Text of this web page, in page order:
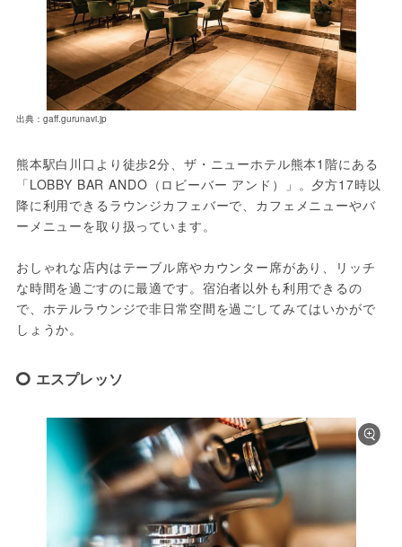
出典：gaff.gurunavi.jp
熊本駅白川口より徒歩2分、ザ・ニューホテル熊本1階にある
「LOBBY BAR ANDO（ロビーバー アンド）」。夕方17時以
降に利用できるラウンジカフェバーで、カフェメニューやバ
ーメニューを取り扱っています。
おしゃれな店内はテーブル席やカウンター席があり、リッチ
な時間を過ごすのに最適です。宿泊者以外も利用できるの
で、ホテルラウンジで非日常空間を過ごしてみてはいかがで
しょうか。
エスプレッソ